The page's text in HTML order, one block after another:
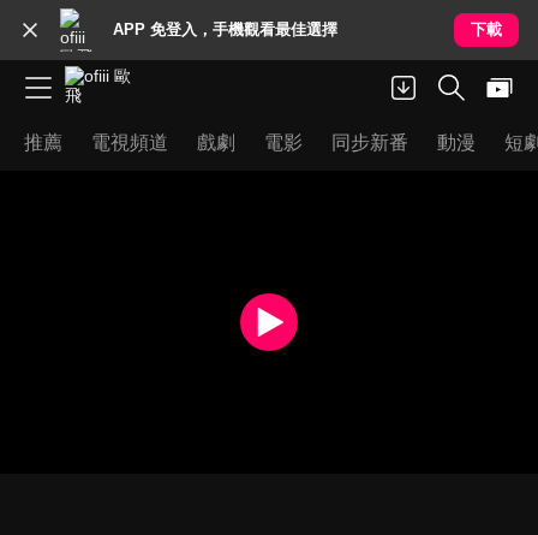
APP 免登入，手機觀看最佳選擇 下載
推薦 電視頻道 戲劇 電影 同步新番 動漫 短